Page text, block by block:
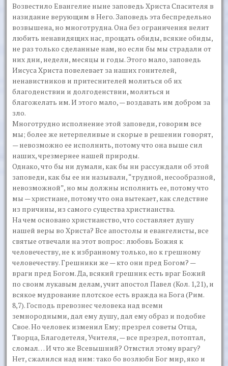
Возвестило Евангелие ныне заповедь Христа Спасителя в
назидание верующим в Него. Заповедь эта беспредельно
возвышена, но многотрудна. Она без ограничения велит
любить ненавидящих нас, прощать обиды, всякие обиды,
не раз только сделанные нам, но если бы мы страдали от
них дни, недели, месяцы и годы. Этого мало, заповедь
Иисуса Христа повелевает за наших гонителей,
ненавистников и притеснителей молиться об их
благоденствии и долгоденствии, молиться и
благожелать им. И этого мало, — воздавать им добром за
зло.
Многотрудно исполнение этой заповеди, говорим все
мы; более же нетерпеливые и скорые в решении говорят,
— невозможно ее исполнить, потому что она выше сил
наших, чрезмернее нашей природы.
Однако, что бы ни думали, как бы ни рассуждали об этой
заповеди, как бы ее ни называли, “трудной, несообразной,
невозможной”, но мы должны исполнить ее, потому что
мы — христиане, потому что она вытекает, как следствие
из причины, из самого существа христианства.
На чем основано христианство, что составляет душу
нашей веры во Христа? Все апостолы и евангелисты, все
святые отвечали на этот вопрос: любовь Божия к
человечеству, не к избранному только, но к грешному
человечеству. Грешники же — кто они пред Богом? —
враги пред Богом. Да, всякий грешник есть враг Божий
по своим лукавым делам, учит апостол Павел (Кол. 1,21), и
всякое мудрование плотское есть вражда на Бога (Рим.
8,7). Господь превознес человека над всеми
земнородными, дал ему душу, дал ему образ и подобие
Свое. Но человек изменил Ему; презрел советы Отца,
Творца, Благодетеля, Учителя, — все презрел, потоптал,
сломал… И что же Всевышний? Отмстил этому врагу?
Нет, сжалился над ним: тако бо возлюби Бог мир, яко и